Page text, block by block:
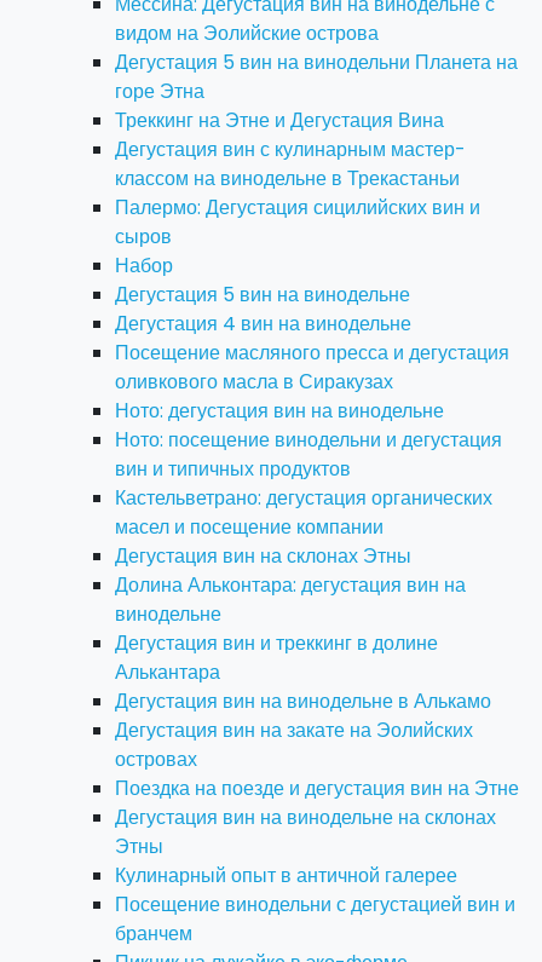
видом на Эолийские острова
Дегустация 5 вин на винодельни Планета на
горе Этна
Треккинг на Этне и Дегустация Вина
Дегустация вин с кулинарным мастер-
классом на винодельне в Трекастаньи
Палермо: Дегустация сицилийских вин и
сыров
Набор
Дегустация 5 вин на винодельне
Дегустация 4 вин на винодельне
Посещение масляного пресса и дегустация
оливкового масла в Сиракузах
Ното: дегустация вин на винодельне
Ното: посещение винодельни и дегустация
вин и типичных продуктов
Кастельветрано: дегустация органических
масел и посещение компании
Дегустация вин на склонах Этны
Долина Альконтара: дегустация вин на
винодельне
Дегустация вин и треккинг в долине
Алькантара
Дегустация вин на винодельне в Алькамо
Дегустация вин на закате на Эолийских
островах
Поездка на поезде и дегустация вин на Этне
Дегустация вин на винодельне на склонах
Этны
Кулинарный опыт в античной галерее
Посещение винодельни с дегустацией вин и
бранчем